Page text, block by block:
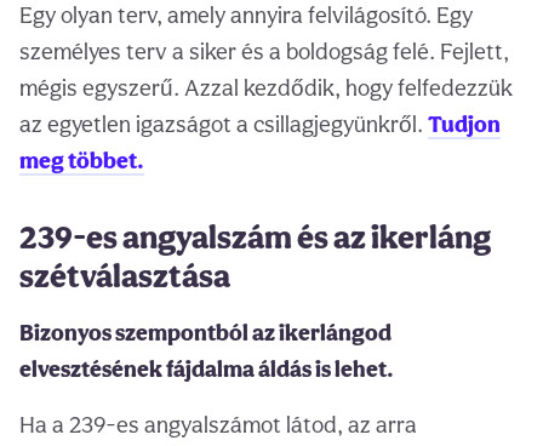
Egy olyan terv, amely annyira felvilágosító. Egy
személyes terv a siker és a boldogság felé. Fejlett,
mégis egyszerű. Azzal kezdődik, hogy felfedezzük
az egyetlen igazságot a csillagjegyünkről. Tudjon
meg többet.
239-es angyalszám és az ikerláng
szétválasztása
Bizonyos szempontból az ikerlángod
elvesztésének fájdalma áldás is lehet.
Ha a 239-es angyalszámot látod, az arra